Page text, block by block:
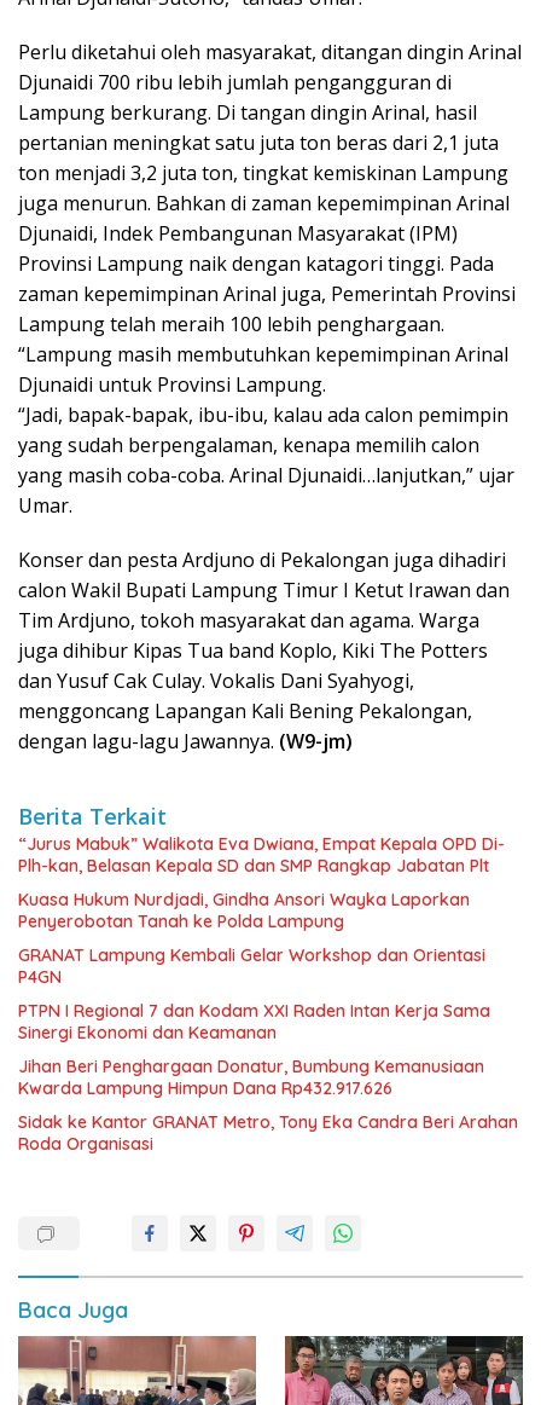
Perlu diketahui oleh masyarakat, ditangan dingin Arinal
Djunaidi 700 ribu lebih jumlah pengangguran di
Lampung berkurang. Di tangan dingin Arinal, hasil
pertanian meningkat satu juta ton beras dari 2,1 juta
ton menjadi 3,2 juta ton, tingkat kemiskinan Lampung
juga menurun. Bahkan di zaman kepemimpinan Arinal
Djunaidi, Indek Pembangunan Masyarakat (IPM)
Provinsi Lampung naik dengan katagori tinggi. Pada
zaman kepemimpinan Arinal juga, Pemerintah Provinsi
Lampung telah meraih 100 lebih penghargaan.
“Lampung masih membutuhkan kepemimpinan Arinal
Djunaidi untuk Provinsi Lampung.
“Jadi, bapak-bapak, ibu-ibu, kalau ada calon pemimpin
yang sudah berpengalaman, kenapa memilih calon
yang masih coba-coba. Arinal Djunaidi…lanjutkan,” ujar
Umar.
Konser dan pesta Ardjuno di Pekalongan juga dihadiri
calon Wakil Bupati Lampung Timur I Ketut Irawan dan
Tim Ardjuno, tokoh masyarakat dan agama. Warga
juga dihibur Kipas Tua band Koplo, Kiki The Potters
dan Yusuf Cak Culay. Vokalis Dani Syahyogi,
menggoncang Lapangan Kali Bening Pekalongan,
dengan lagu-lagu Jawannya. (W9-jm)
Berita Terkait
“Jurus Mabuk” Walikota Eva Dwiana, Empat Kepala OPD Di-
Plh-kan, Belasan Kepala SD dan SMP Rangkap Jabatan Plt
Kuasa Hukum Nurdjadi, Gindha Ansori Wayka Laporkan
Penyerobotan Tanah ke Polda Lampung
GRANAT Lampung Kembali Gelar Workshop dan Orientasi
P4GN
PTPN I Regional 7 dan Kodam XXI Raden Intan Kerja Sama
Sinergi Ekonomi dan Keamanan
Jihan Beri Penghargaan Donatur, Bumbung Kemanusiaan
Kwarda Lampung Himpun Dana Rp432.917.626
‎Sidak ke Kantor GRANAT Metro, Tony Eka Candra Beri Arahan
Roda Organisasi
Baca Juga